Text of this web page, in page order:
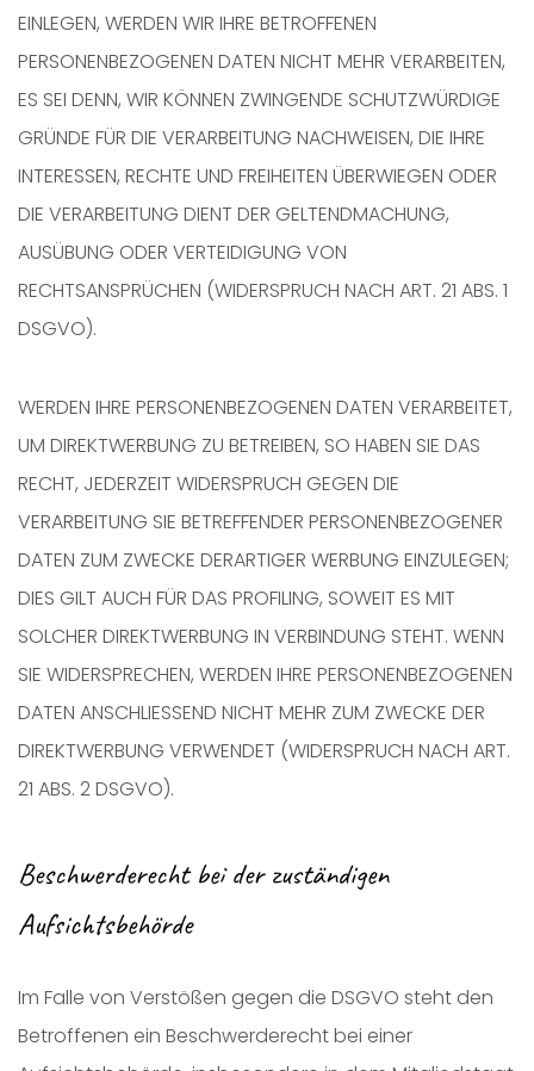
EINLEGEN, WERDEN WIR IHRE BETROFFENEN
PERSONENBEZOGENEN DATEN NICHT MEHR VERARBEITEN,
ES SEI DENN, WIR KÖNNEN ZWINGENDE SCHUTZWÜRDIGE
GRÜNDE FÜR DIE VERARBEITUNG NACHWEISEN, DIE IHRE
INTERESSEN, RECHTE UND FREIHEITEN ÜBERWIEGEN ODER
DIE VERARBEITUNG DIENT DER GELTENDMACHUNG,
AUSÜBUNG ODER VERTEIDIGUNG VON
RECHTSANSPRÜCHEN (WIDERSPRUCH NACH ART. 21 ABS. 1
DSGVO).
WERDEN IHRE PERSONENBEZOGENEN DATEN VERARBEITET,
UM DIREKTWERBUNG ZU BETREIBEN, SO HABEN SIE DAS
RECHT, JEDERZEIT WIDERSPRUCH GEGEN DIE
VERARBEITUNG SIE BETREFFENDER PERSONENBEZOGENER
DATEN ZUM ZWECKE DERARTIGER WERBUNG EINZULEGEN;
DIES GILT AUCH FÜR DAS PROFILING, SOWEIT ES MIT
SOLCHER DIREKTWERBUNG IN VERBINDUNG STEHT. WENN
SIE WIDERSPRECHEN, WERDEN IHRE PERSONENBEZOGENEN
DATEN ANSCHLIESSEND NICHT MEHR ZUM ZWECKE DER
DIREKTWERBUNG VERWENDET (WIDERSPRUCH NACH ART.
21 ABS. 2 DSGVO).
Beschwerderecht bei der zuständigen
Aufsichtsbehörde
Im Falle von Verstößen gegen die DSGVO steht den
Betroffenen ein Beschwerderecht bei einer